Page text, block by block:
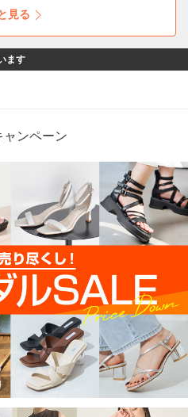
、デニムやハーフパンツの使い
にも、合わせやすいサンダルで
見る
ます
ャンペーン